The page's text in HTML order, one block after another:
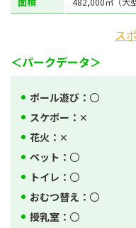
ス
＜パークデータ＞
ボール遊び： 〇
スケボー： ✕
花火： ✕
ペット： 〇
トイレ： 〇
おむつ替え： 〇
授乳室： 〇